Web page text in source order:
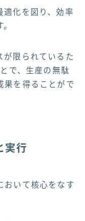
適化を図り、効率
が限られているた
で、生産の無駄
果を得ることがで
実行
おいて核心をなす